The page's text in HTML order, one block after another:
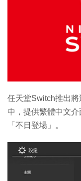
任天堂Switch推出
中，提供繁體中文
「不日登場」。